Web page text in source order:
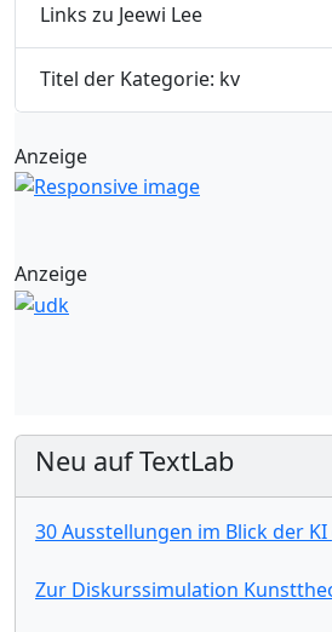
Links zu Jeewi Lee
Titel der Kategorie: kv
Anzeige
Anzeige
Neu auf TextLab
30 Ausstellungen im Blick der KI
Zur Diskurssimulation